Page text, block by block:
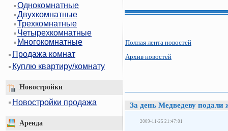
Однокомнатные
Двухкомнатные
Трехкомнатные
Четырехкомнатные
Многокомнатные
Продажа комнат
Куплю квартиру/комнату
Новостройки
Новостройки продажа
Аренда
Полная лента новостей
Архив новостей
За день Медведеву
2009-11-25 21:47:01